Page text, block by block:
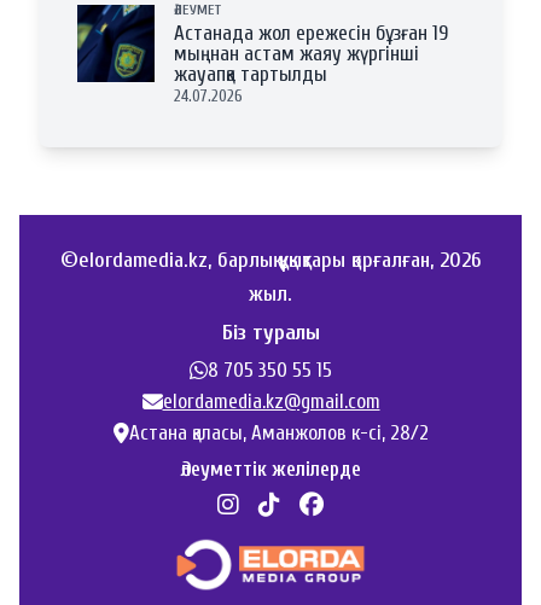
ӘЛЕУМЕТ
Астанада жол ережесін бұзған 19
мыңнан астам жаяу жүргінші
жауапқа тартылды
24.07.2026
©elordamedia.kz, барлық құқықтары қорғалған, 2026
жыл.
Біз туралы
8 705 350 55 15
elordamedia.kz@gmail.com
Астана қаласы, Аманжолов к-сі, 28/2
Әлеуметтік желілерде